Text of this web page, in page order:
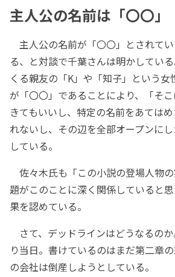
主人公の名前は「〇〇」
主人公の名前が「〇〇」とされて
る、と対談で千葉さんは明かしてい
くる親友の「K」や「知子」という女
が「〇〇」であることにより、「そ
きてもいいし、特定の名前をあては
れないし、その辺を全部オープンに
している。
佐々木氏も「この小説の登場人物
題がこのことに深く関係していると
果を認めている。
さて、デッドラインはどうなるの
り当日。書けているのはまだ第二章
の会社は倒産しようとしている。